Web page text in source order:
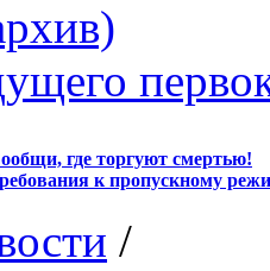
где торгуют смертью!
к пропускному
/